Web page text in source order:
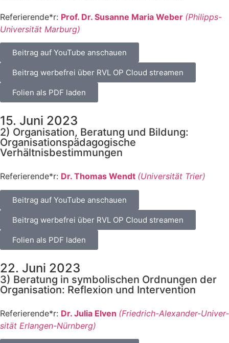
Referierende*r: Prof. Dr. Susan­ne Maria Weber (Phil­ipps-
Uni­ver­si­tät Mar­burg)
Bei­trag auf You­Tube anschau­en
Bei­trag wer­be­frei über RVL OP Cloud strea­men
Foli­en als PDF laden
15. Juni 2023
2) Organisation, Beratung und Bildung:
Organisationspädagogische
Verhältnisbestimmungen
Referierende*r: Dr. Tho­mas Wendt (Uni­ver­si­tät Trier)
Bei­trag auf You­Tube anschau­en
Bei­trag wer­be­frei über RVL OP Cloud strea­men
Foli­en als PDF laden
22. Juni 2023
3) Beratung in symbolischen Ordnungen der
Organisation: Reflexion und Intervention
Referierende*r: Dr. Julia Elven (Fried­rich-Alex­an­der-Uni­ver­
si­tät Erlan­gen-Nürn­berg)